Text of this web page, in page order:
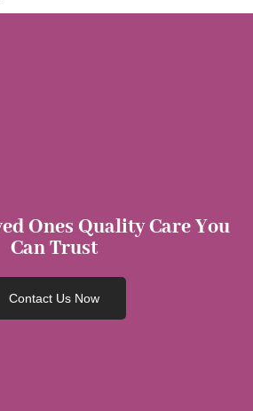
Ones Quality Care You
Can Trust
Contact Us Now